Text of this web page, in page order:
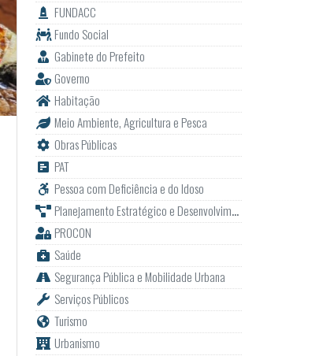
FUNDACC
Fundo Social
Gabinete do Prefeito
Governo
Habitação
Meio Ambiente, Agricultura e Pesca
Obras Públicas
PAT
Pessoa com Deficiência e do Idoso
Planejamento Estratégico e Desenvolvimento
PROCON
Saúde
Segurança Pública e Mobilidade Urbana
Serviços Públicos
Turismo
Urbanismo